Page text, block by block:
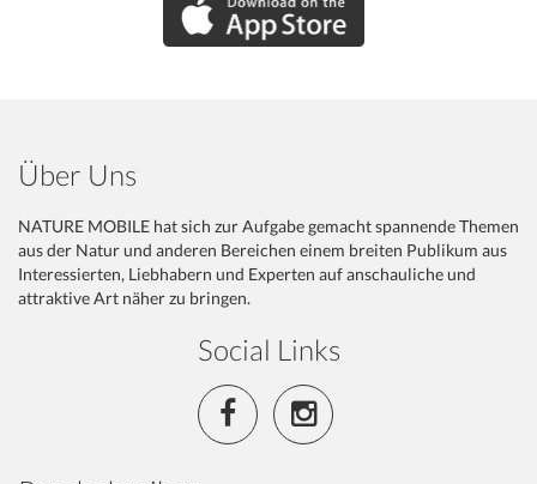
Über Uns
NATURE MOBILE hat sich zur Aufgabe gemacht spannende Themen
aus der Natur und anderen Bereichen einem breiten Publikum aus
Interessierten, Liebhabern und Experten auf anschauliche und
attraktive Art näher zu bringen.
Social Links